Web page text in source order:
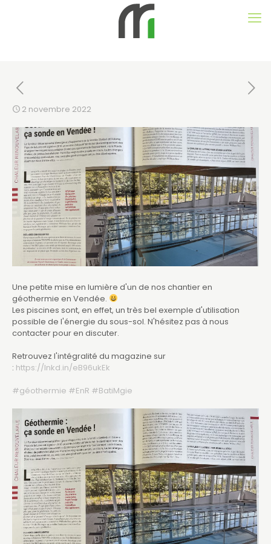
2 novembre 2022
Une petite mise en lumière d'un de nos chantier en
géothermie en Vendée.
Les piscines sont, en effet, un très bel exemple d'utilisation
possible de l'énergie du sous-sol. N'hésitez pas à nous
contacter pour en discuter.
Retrouvez l'intégralité du magazine sur
: https://lnkd.in/eB96ukEk
#géothermie #EnR #BatiMgie